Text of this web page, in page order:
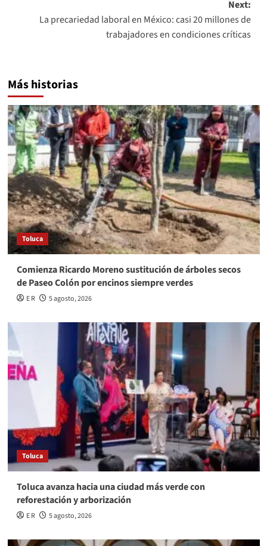
Next:
La precariedad laboral en México: casi 20 millones de
trabajadores en condiciones críticas
Más historias
Toluca
Comienza Ricardo Moreno sustitución de árboles secos
de Paseo Colón por encinos siempre verdes
E R 5 agosto, 2026
Toluca
Toluca avanza hacia una ciudad más verde con
reforestación y arborización
E R 5 agosto, 2026